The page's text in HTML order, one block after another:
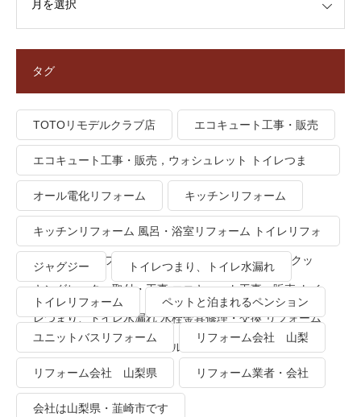
タグ
TOTOリモデルクラブ店 エコキュート工事・販売
エコキュート工事・販売，ウォシュレット トイレつま
り、トイレ水漏れ
オール電化リフォーム キッチンリフォーム
キッチンリフォーム 風呂・浴室リフォーム トイレリフォ
ーム 洗面所リフォーム オール電化リフォーム ＩＨクッ
キングヒーター取付・工事 エコキュート工事・販売 トイ
レつまり、トイレ水漏れ 水栓金具修理・交換 リフォーム
業者・会社 ＴＯＴＯリモデルクラブ
ジャグジー トイレつまり、トイレ水漏れ
トイレリフォーム ペットと泊まれるペンション
ユニットバスリフォーム リフォーム会社 山梨
リフォーム会社 山梨県 リフォーム業者・会社
会社は山梨県・韮崎市です